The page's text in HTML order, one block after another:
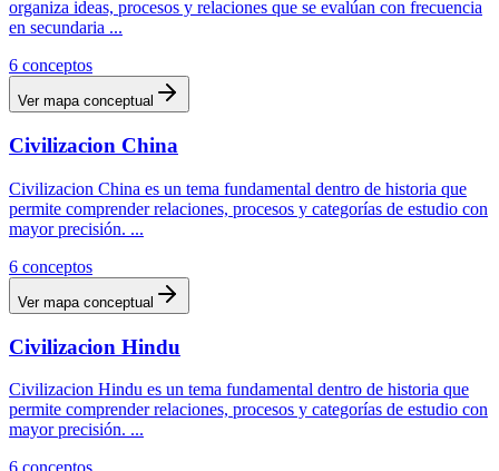
organiza ideas, procesos y relaciones que se evalúan con frecuencia
en secundaria ...
6 conceptos
Ver mapa conceptual
Civilizacion China
Civilizacion China es un tema fundamental dentro de historia que
permite comprender relaciones, procesos y categorías de estudio con
mayor precisión. ...
6 conceptos
Ver mapa conceptual
Civilizacion Hindu
Civilizacion Hindu es un tema fundamental dentro de historia que
permite comprender relaciones, procesos y categorías de estudio con
mayor precisión. ...